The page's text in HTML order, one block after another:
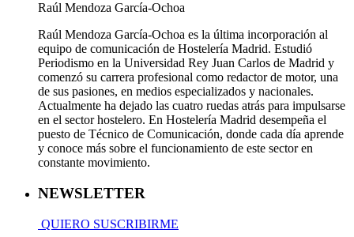
Raúl Mendoza García-Ochoa
Raúl Mendoza García-Ochoa es la última incorporación al
equipo de comunicación de Hostelería Madrid. Estudió
Periodismo en la Universidad Rey Juan Carlos de Madrid y
comenzó su carrera profesional como redactor de motor, una
de sus pasiones, en medios especializados y nacionales.
Actualmente ha dejado las cuatro ruedas atrás para impulsarse
en el sector hostelero. En Hostelería Madrid desempeña el
puesto de Técnico de Comunicación, donde cada día aprende
y conoce más sobre el funcionamiento de este sector en
constante movimiento.
NEWSLETTER
QUIERO SUSCRIBIRME